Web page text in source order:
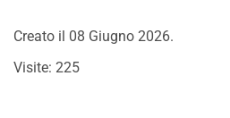
Creato il 08 Giugno 2026.
Visite: 225